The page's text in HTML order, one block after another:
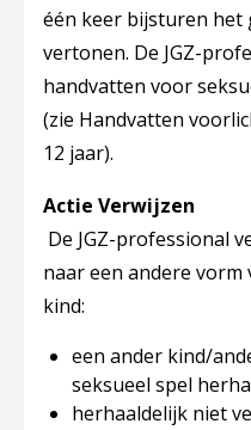
één keer bijsturen het
vertonen. De JGZ-
handvatten voor
(zie Handvatten
12 jaar).
Actie Verwijzen
De JGZ-professional
naar een andere
kind:
een ander kind/
seksueel spel
herhaaldelijk niet